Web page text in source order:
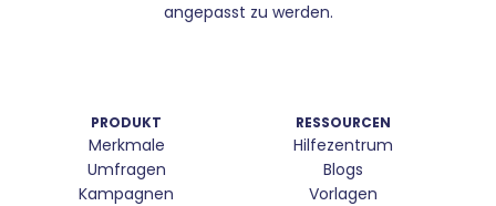
angepasst zu werden.
PRODUKT
Merkmale
Umfragen
Kampagnen
RESSOURCEN
Hilfezentrum
Blogs
Vorlagen